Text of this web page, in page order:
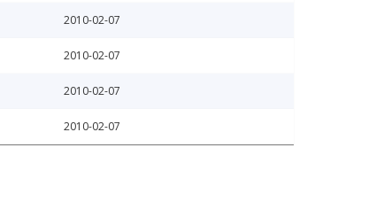
2010-02-07
2010-02-07
2010-02-07
2010-02-07